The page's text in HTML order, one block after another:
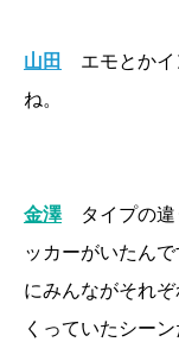
山田
エモとか
ね。
金澤
タイプの
ッカーがいたん
にみんながそれ
くっていたシーン